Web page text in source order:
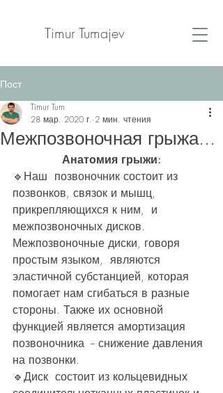
Timur Tumajev
Пост
Межпозвоночная грыжа...
Timur Tum
28 мар. 2020 г. 2 мин. чтения
Анатомия грыжи:
🔹️Наш  позвоночник состоит из
позвонков, связок и мышц,
прикрепляющихся к ним,  и
межпозвоночных дисков.
Межпозвоночные диски, говоря
простым языком,  являются
эластичной субстанцией, которая
помогает нам сгибаться в разные
стороны. Также их основной
функцией является амортизация
позвоночника  -- снижение давления
на позвонки.
🔹️Диск  состоит из кольцевидных